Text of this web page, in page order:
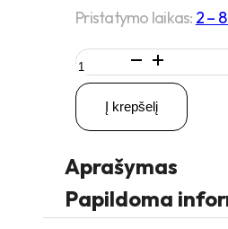
Pristatymo laikas: 2 –
produkto
kiekis:
4
vienetai
–
x
16
Zn
Varžtas
Į krepšelį
Aprašymas
Papildoma